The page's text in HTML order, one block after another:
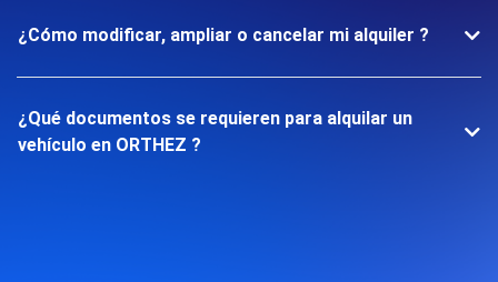
¿Cómo modificar, ampliar o cancelar mi alquiler ?
¿Qué documentos se requieren para alquilar un
vehículo en ORTHEZ ?